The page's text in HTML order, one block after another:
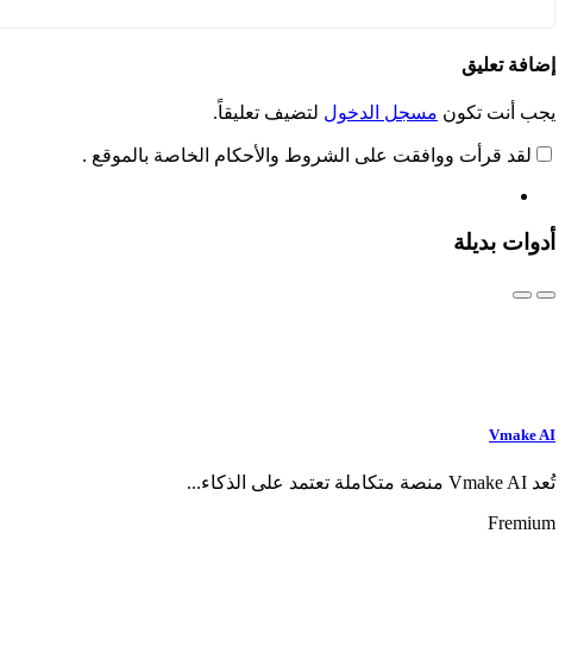
إضافة تعليق
يجب أنت تكون مسجل الدخول لتضيف تعليقاً.
لقد قرأت ووافقت على الشروط والأحكام الخاصة بالموقع .
أدوات بديلة
Vmake AI
تُعد Vmake AI منصة متكاملة تعتمد على الذكاء...
Fremium